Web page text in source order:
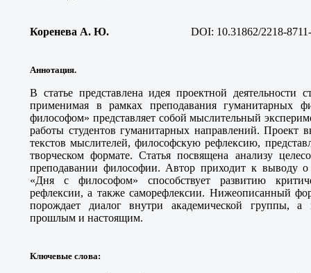
Коренева А. Ю. DOI: 10.31862/2218-
Аннотация.
В статье представлена идея проектной деятельности
применимая в рамках преподавания гуманитарных
философом» представляет собой мыслительный
работы студентов гуманитарных направлений. Проект
текстов мыслителей, философскую рефлексию,
творческом формате. Статья посвящена анализу
преподавании философии. Автор приходит к выводу о
«Дня с философом» способствует развитию
рефлексии, а также саморефлексии. Нижеописанный
порождает диалог внутри академической группы,
прошлым и настоящим.
Ключевые слова: